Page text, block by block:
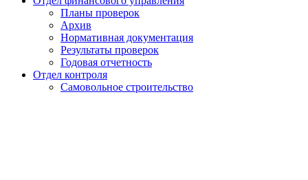
Планы проверок
Архив
Нормативная документация
Результаты проверок
Годовая отчетность
Отдел контроля
Самовольное строительство